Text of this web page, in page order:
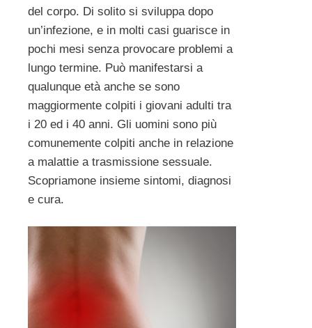
del corpo. Di solito si sviluppa dopo
un’infezione, e in molti casi guarisce in
pochi mesi senza provocare problemi a
lungo termine. Può manifestarsi a
qualunque età anche se sono
maggiormente colpiti i giovani adulti tra
i 20 ed i 40 anni. Gli uomini sono più
comunemente colpiti anche in relazione
a malattie a trasmissione sessuale.
Scopriamone insieme sintomi, diagnosi
e cura.